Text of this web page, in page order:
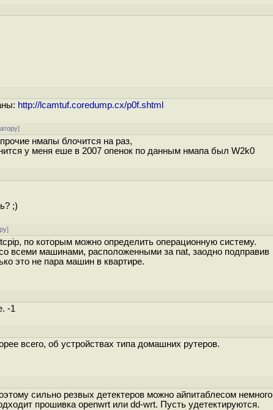
http://lcamtuf.coredump.cx/p0f.shtml
]
нмапы блочится на раз,
у меня еше в 2007 опенок по данным нмапа был W2k0
;)
]
по которым можно определить операционную систему.
всеми машинами, расположенными за nat, заодно подправив
это не пара машин в квартире.
-1
всего, об устройствах типа домашних рутеров.
сильно резвых детектеров можно айпитаблесом немного
прошивка openwrt или dd-wrt. Пусть удетектируются.